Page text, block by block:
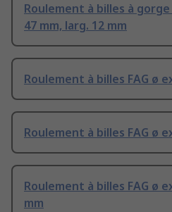
Roulement à billes à
47 mm, larg. 12 mm
Roulement à billes FAG ø
Roulement à billes FAG ø
Roulement à billes FAG ø
mm